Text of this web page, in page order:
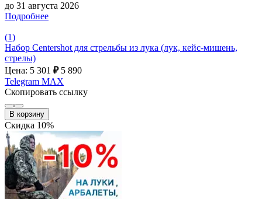
до 31 августа 2026
Подробнее
(1)
Набор Centershot для стрельбы из лука (лук, кейс-мишень,
стрелы)
Цена: 5 301 ₽ 5 890
Telegram MAX
Скопировать ссылку
В корзину
Скидка 10%